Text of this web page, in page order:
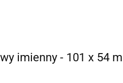
imienny - 101 x 54